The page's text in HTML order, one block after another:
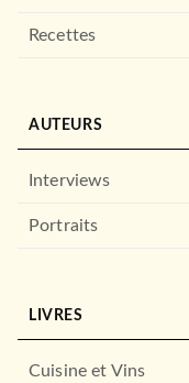
Recettes
AUTEURS
Interviews
Portraits
LIVRES
Cuisine et Vins